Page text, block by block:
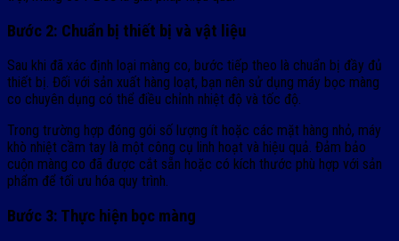
Bước 2: Chuẩn bị thiết bị và vật liệu
Sau khi đã xác định loại màng co, bước tiếp theo là chuẩn bị đầy đủ
thiết bị. Đối với sản xuất hàng loạt, bạn nên sử dụng máy bọc màng
co chuyên dụng có thể điều chỉnh nhiệt độ và tốc độ.
Trong trường hợp đóng gói số lượng ít hoặc các mặt hàng nhỏ, máy
khò nhiệt cầm tay là một công cụ linh hoạt và hiệu quả. Đảm bảo
cuộn màng co đã được cắt sẵn hoặc có kích thước phù hợp với sản
phẩm để tối ưu hóa quy trình.
Bước 3: Thực hiện bọc màng